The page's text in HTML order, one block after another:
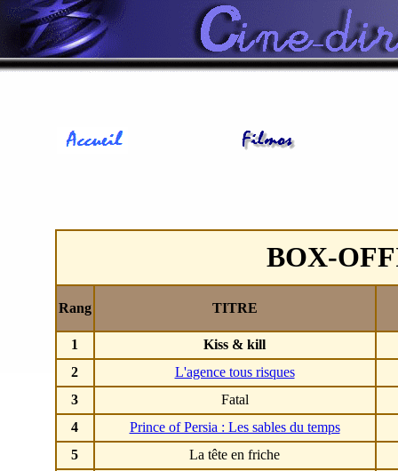
BOX-
Rang TITRE
1
Kiss & kill
2
L'agence tous risques
3
Fatal
4
Prince of Persia : Les sables du temps
5
La tête en friche